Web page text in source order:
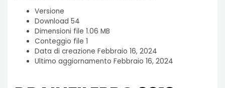
Versione
Download54
Dimensioni file1.06 MB
Conteggio file1
Data di creazioneFebbraio 16, 2024
Ultimo aggiornamentoFebbraio 16, 2024